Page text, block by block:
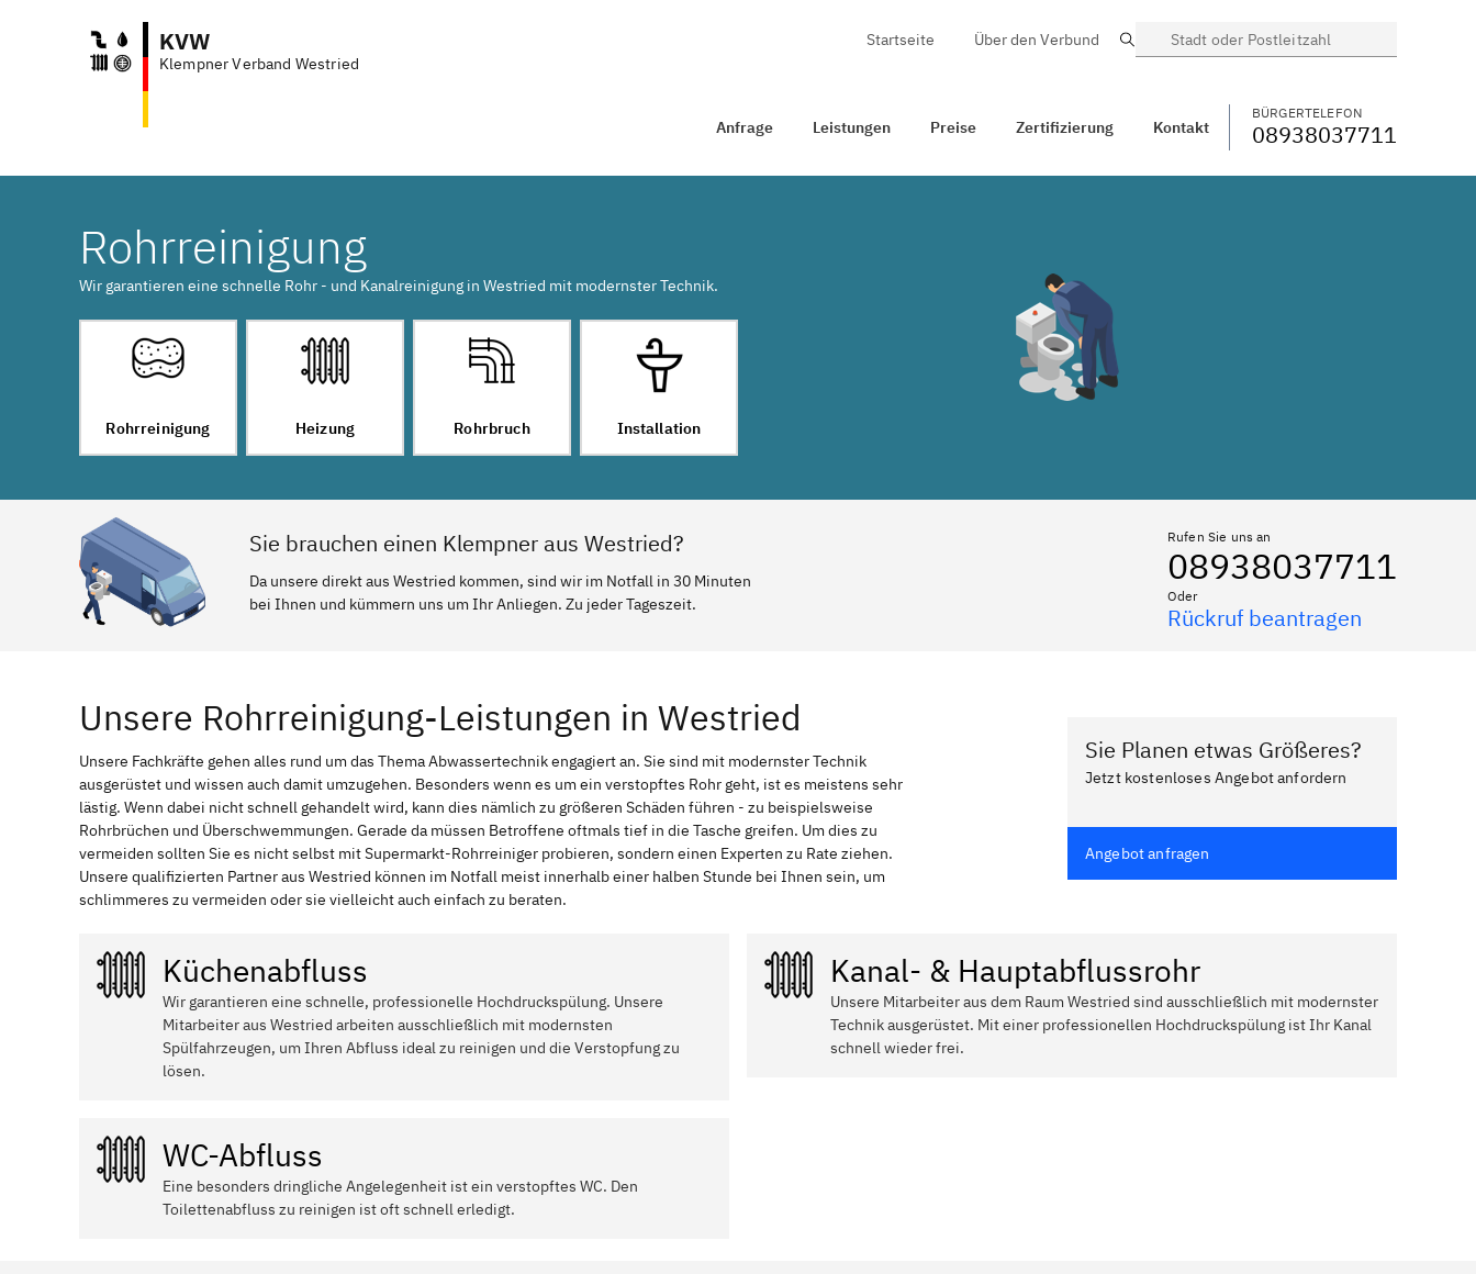
KVW
Klempner Verband Westried
BÜRGERTELEFON WECHSELN
Startseite Über den Verbund Suche
Anfrage Leistungen Preise Zertifizierung Kontakt
BÜRGERTELEFON
08938037711
Rohrreinigung
Wir garantieren eine schnelle Rohr - und Kanalreinigung in Westried mit modernster Technik.
Rohrreinigung Heizung Rohrbruch Installation
Sie brauchen einen Klempner aus Westried?
Da unsere direkt aus Westried kommen, sind wir im Notfall in 30 Minuten
bei Ihnen und kümmern uns um Ihr Anliegen. Zu jeder Tageszeit.
Rufen Sie uns an
08938037711
Oder
Rückruf beantragen
Unsere Rohrreinigung-Leistungen in Westried
Unsere Fachkräfte gehen alles rund um das Thema Abwassertechnik engagiert an. Sie sind mit modernster Technik
ausgerüstet und wissen auch damit umzugehen. Besonders wenn es um ein verstopftes Rohr geht, ist es meistens sehr
lästig. Wenn dabei nicht schnell gehandelt wird, kann dies nämlich zu größeren Schäden führen - zu beispielsweise
Rohrbrüchen und Überschwemmungen. Gerade da müssen Betroffene oftmals tief in die Tasche greifen. Um dies zu
vermeiden sollten Sie es nicht selbst mit Supermarkt-Rohrreiniger probieren, sondern einen Experten zu Rate ziehen.
Unsere qualifizierten Partner aus Westried können im Notfall meist innerhalb einer halben Stunde bei Ihnen sein, um
schlimmeres zu vermeiden oder sie vielleicht auch einfach zu beraten.
Sie Planen etwas Größeres?
Jetzt kostenloses Angebot anfordern
Angebot anfragen
Küchenabfluss
Wir garantieren eine schnelle, professionelle Hochdruckspülung. Unsere
Mitarbeiter aus Westried arbeiten ausschließlich mit modernsten
Spülfahrzeugen, um Ihren Abfluss ideal zu reinigen und die Verstopfung zu
lösen.
Kanal- & Hauptabflussrohr
Unsere Mitarbeiter aus dem Raum Westried sind ausschließlich mit modernster
Technik ausgerüstet. Mit einer professionellen Hochdruckspülung ist Ihr Kanal
schnell wieder frei.
WC-Abfluss
Eine besonders dringliche Angelegenheit ist ein verstopftes WC. Den
Toilettenabfluss zu reinigen ist oft schnell erledigt.